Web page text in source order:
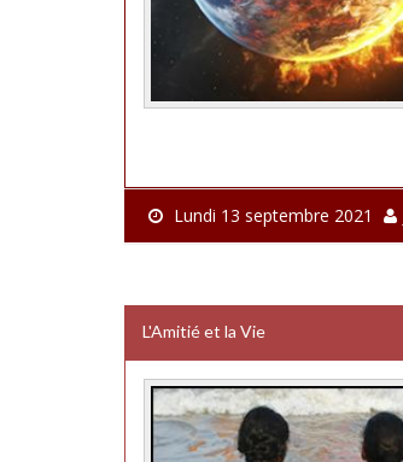
Lundi 13 septembre 2021
L'Amitié et la Vie